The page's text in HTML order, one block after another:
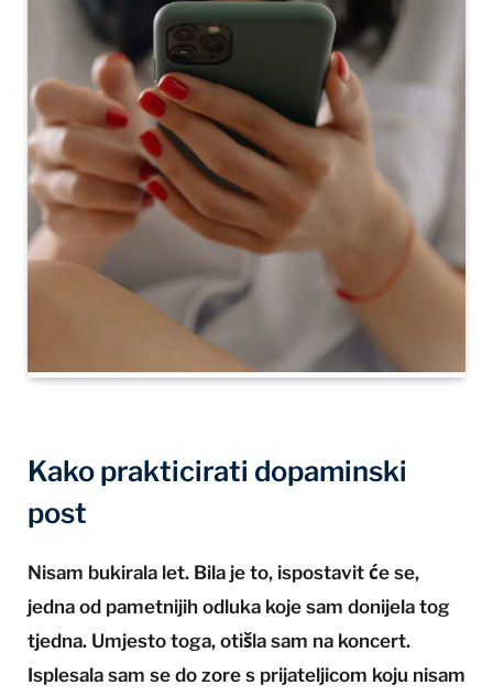
Kako prakticirati dopaminski
post
Nisam bukirala let. Bila je to, ispostavit će se,
jedna od pametnijih odluka koje sam donijela tog
tjedna. Umjesto toga, otišla sam na koncert.
Isplesala sam se do zore s prijateljicom koju nisam